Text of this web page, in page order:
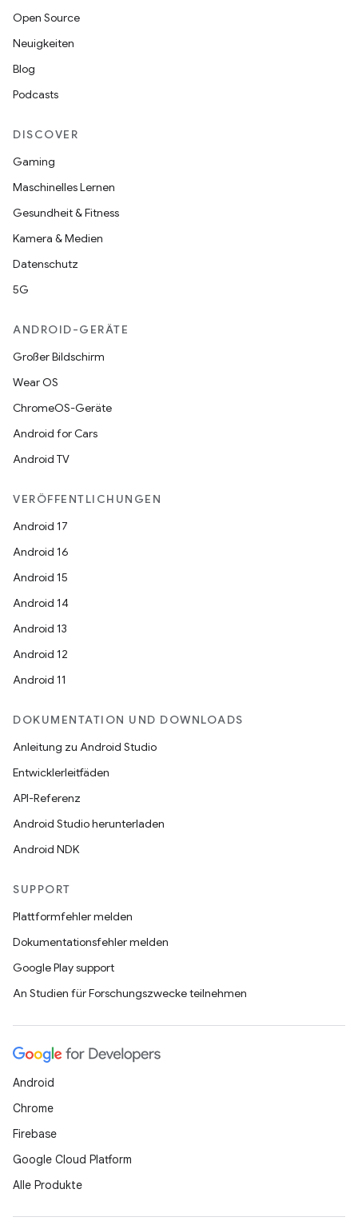
Open Source
Neuigkeiten
Blog
Podcasts
DISCOVER
Gaming
Maschinelles Lernen
Gesundheit & Fitness
Kamera & Medien
Datenschutz
5G
ANDROID-GERÄTE
Großer Bildschirm
Wear OS
ChromeOS-Geräte
Android for Cars
Android TV
VERÖFFENTLICHUNGEN
Android 17
Android 16
Android 15
Android 14
Android 13
Android 12
Android 11
DOKUMENTATION UND DOWNLOADS
Anleitung zu Android Studio
Entwicklerleitfäden
API-Referenz
Android Studio herunterladen
Android NDK
SUPPORT
Plattformfehler melden
Dokumentationsfehler melden
Google Play support
An Studien für Forschungszwecke teilnehmen
Android
Chrome
Firebase
Google Cloud Platform
Alle Produkte